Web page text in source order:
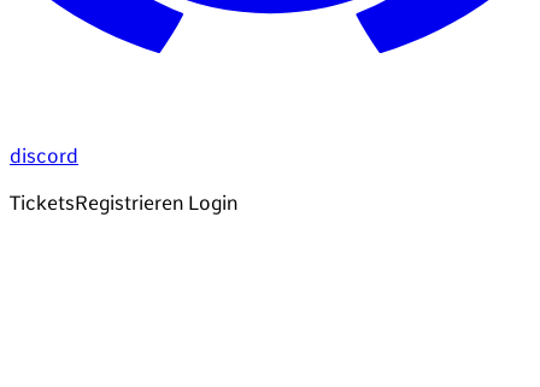
discord
TicketsRegistrieren Login